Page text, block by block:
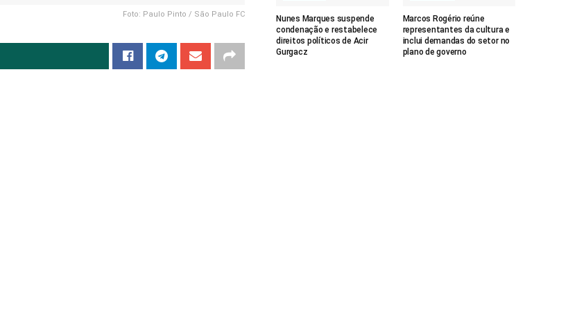
Foto: Paulo Pinto / São Paulo FC
Nunes Marques suspende
condenação e restabelece
direitos políticos de Acir
Gurgacz
Marcos Rogério reúne
representantes da cultura e
inclui demandas do setor no
plano de governo